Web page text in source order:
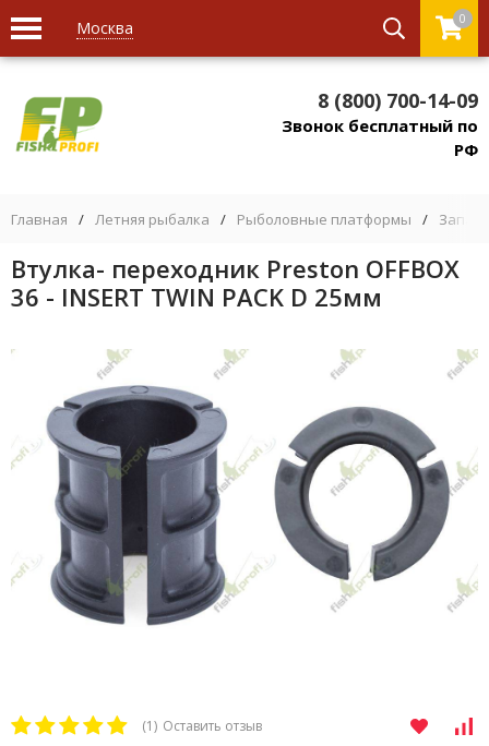
Москва 0
8 (800) 700-14-09
Звонок бесплатный по
РФ
Главная / Летняя рыбалка / Рыболовные платформы /
Втулка- переходник Preston OFFBOX
36 - INSERT TWIN PACK D 25мм
(1) Оставить отзыв